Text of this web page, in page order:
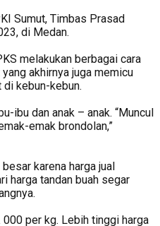
Sumut, Timbas Prasad
di Medan.
melakukan berbagai cara
akhirnya juga memicu
kebun-kebun.
ibu dan anak – anak. “Muncul
emak brondolan,”
karena harga jual
harga tandan buah segar
per kg. Lebih tinggi harga